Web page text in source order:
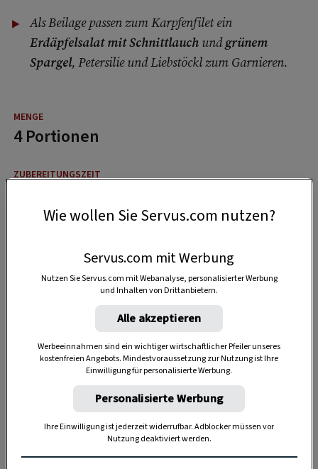
Als Beilage passen zum Karpfenfilet ein
Erdäpfelsalat mit Schnittlauchundgrünem
Spargel, Petersilie und Liebstöckl zum Garnieren.
4 Portionen
1:30 Stunden
Wie wollen Sie Servus.com nutzen?
Servus.com mit Werbung
Nutzen Sie Servus.com mit Webanalyse, personalisierter Werbung
und Inhalten von Drittanbietern.
Alle akzeptieren
Werbeeinnahmen sind ein wichtiger wirtschaftlicher Pfeiler unseres
kostenfreien Angebots. Mindestvoraussetzung zur Nutzung ist Ihre
Einwilligung für personalisierte Werbung.
Personalisierte Werbung
Ihre Einwilligung ist jederzeit widerrufbar. Adblocker müssen vor
Nutzung deaktiviert werden.